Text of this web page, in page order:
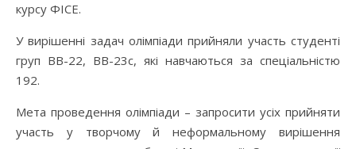
курсу ФІСЕ.
У вирішенні задач олімпіади прийняли участь студенті
груп ВВ-22, ВВ-23с, які навчаються за спеціальністю
192.
Мета проведення олімпіади – запросити усіх прийняти
участь у творчому й неформальному вирішення